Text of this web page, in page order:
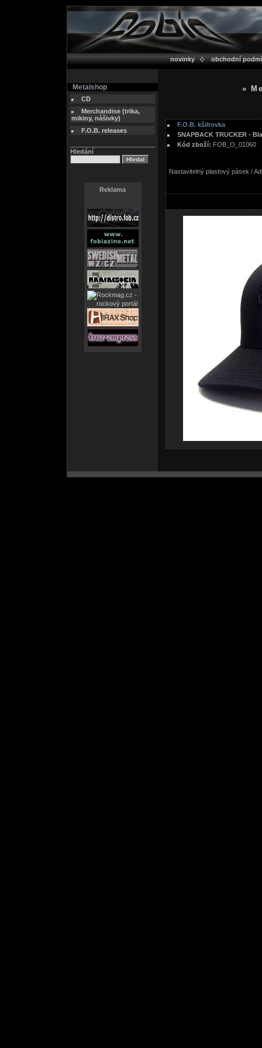
novinky obchodní
Metalshop
CD
Merchandise (trika,
mikiny, nášivky)
F.O.B. releases
Hledání
Reklama
»
F.O.B. kšiltovka
SNAPBACK TRUCKER -
Kód zboží: FOB_O_01060
Nastavitelný plastový pásek /